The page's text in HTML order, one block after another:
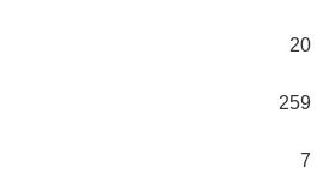
20
259
7